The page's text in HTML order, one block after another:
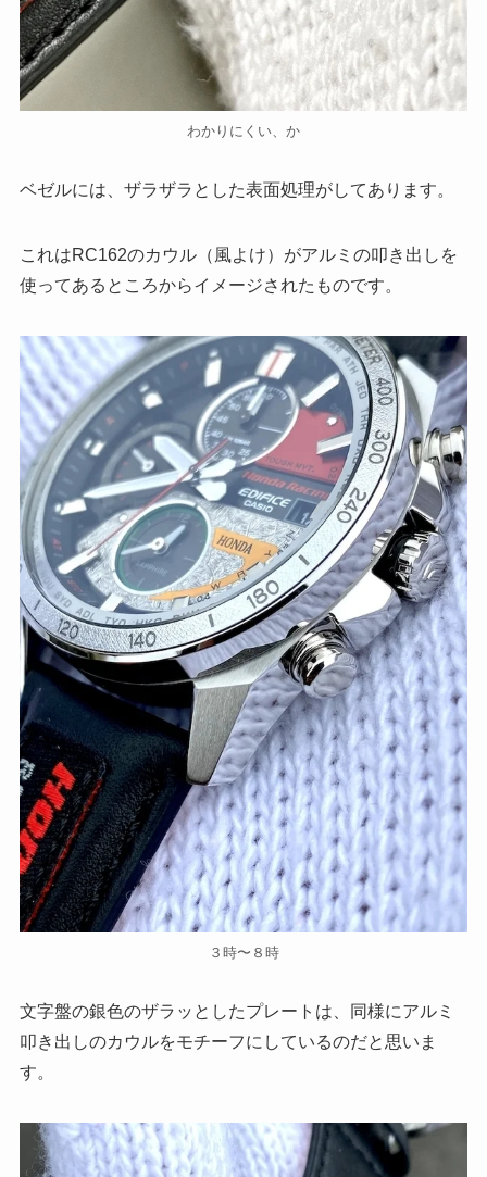
わかりにくい、か
ベゼルには、ザラザラとした表面処理がしてあります。
これはRC162のカウル（風よけ）がアルミの叩き出しを
使ってあるところからイメージされたものです。
３時〜８時
文字盤の銀色のザラッとしたプレートは、同様にアルミ
叩き出しのカウルをモチーフにしているのだと思いま
す。